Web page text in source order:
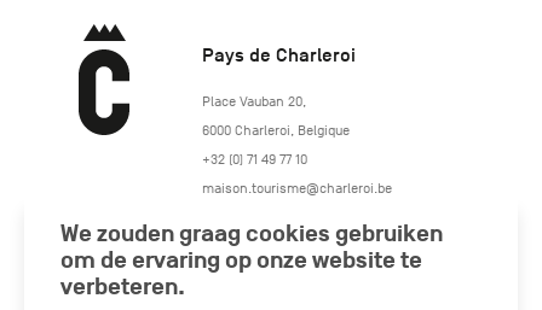
Pays de Charleroi
https://www.paysdecharleroi.be/
Place Vauban 20,
6000 Charleroi, Belgique
+32 (0) 71 49 77 10
maison.tourisme@charleroi.be
Volg ons
We zouden graag cookies gebruiken
om de ervaring op onze website te
verbeteren.